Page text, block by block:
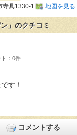
寺具1330-1 地図を見る
」のクチコミ
フガーデンおすすめ度
す！
0件
コメントする